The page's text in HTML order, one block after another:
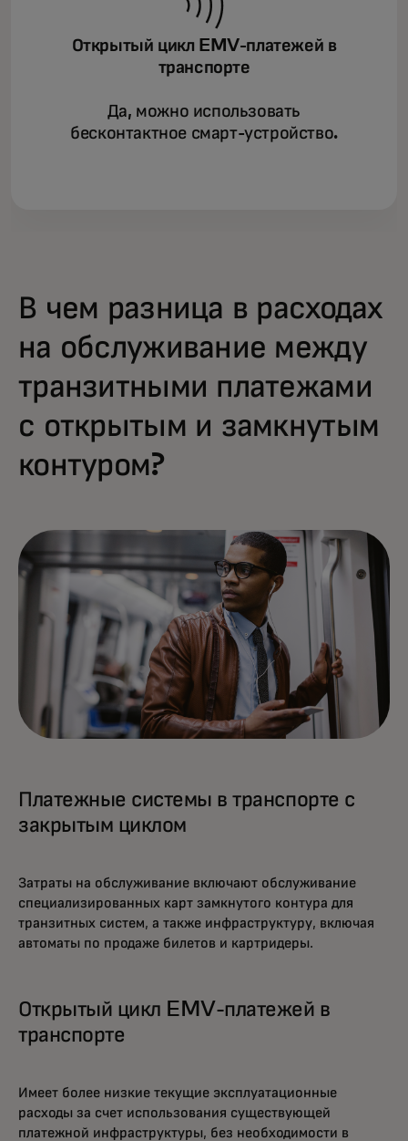
Открытый цикл EMV-платежей в
транспорте
Да, можно использовать
бесконтактное смарт-устройство.
В чем разница в расходах
на обслуживание между
транзитными платежами
с открытым и замкнутым
контуром?
Платежные системы в транспорте с
закрытым циклом
Затраты на обслуживание включают обслуживание
специализированных карт замкнутого контура для
транзитных систем, а также инфраструктуру, включая
автоматы по продаже билетов и картридеры.
Открытый цикл EMV-платежей в
транспорте
Имеет более низкие текущие эксплуатационные
расходы за счет использования существующей
платежной инфраструктуры, без необходимости в